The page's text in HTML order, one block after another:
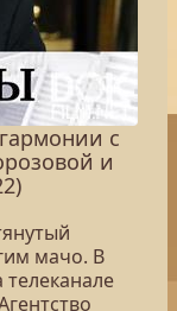
с
и
мачо. В